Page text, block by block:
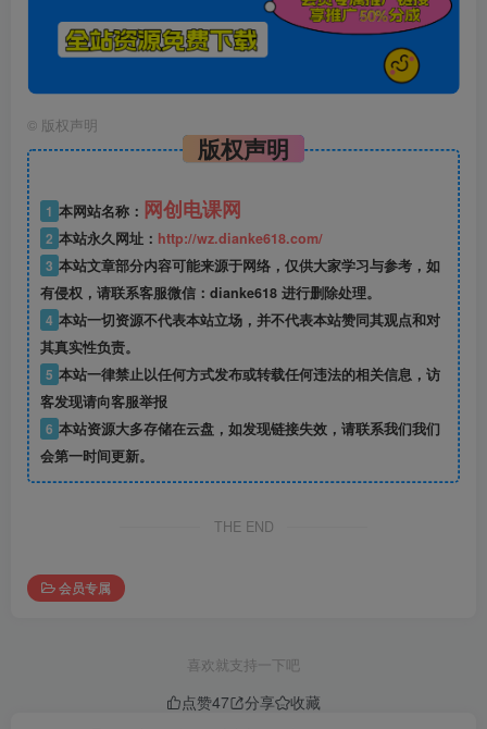
© 版权声明
版权声明
1 本网站名称： 网创电课网
2 本站永久网址： http://wz.dianke618.com/
3 本站文章部分内容可能来源于网络，仅供大家学习与参考，如
有侵权，请联系客服微信：dianke618 进行删除处理。
4 本站一切资源不代表本站立场，并不代表本站赞同其观点和对
其真实性负责。
5 本站一律禁止以任何方式发布或转载任何违法的相关信息，访
客发现请向客服举报
6 本站资源大多存储在云盘，如发现链接失效，请联系我们我们
会第一时间更新。
THE END
会员专属
喜欢就支持一下吧
点赞47 分享
收藏